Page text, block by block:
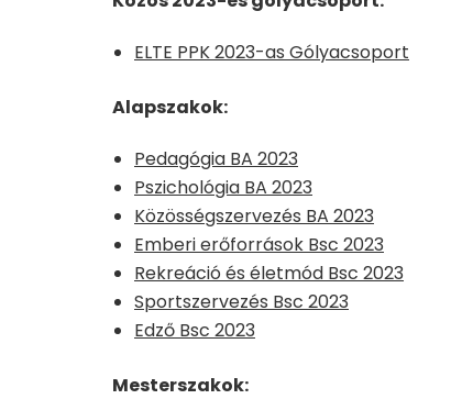
ELTE PPK 2023-as Gólyacsoport
Alapszakok:
Pedagógia BA 2023
Pszichológia BA 2023
Közösségszervezés BA 2023
Emberi erőforrások Bsc 2023
Rekreáció és életmód Bsc 2023
Sportszervezés Bsc 2023
Edző Bsc 2023
Mesterszakok: